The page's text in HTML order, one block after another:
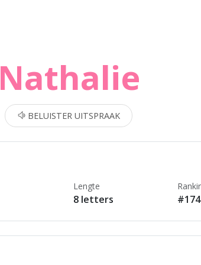
Nathalie
BELUISTER UITSPRAAK
Lengte
8 letters